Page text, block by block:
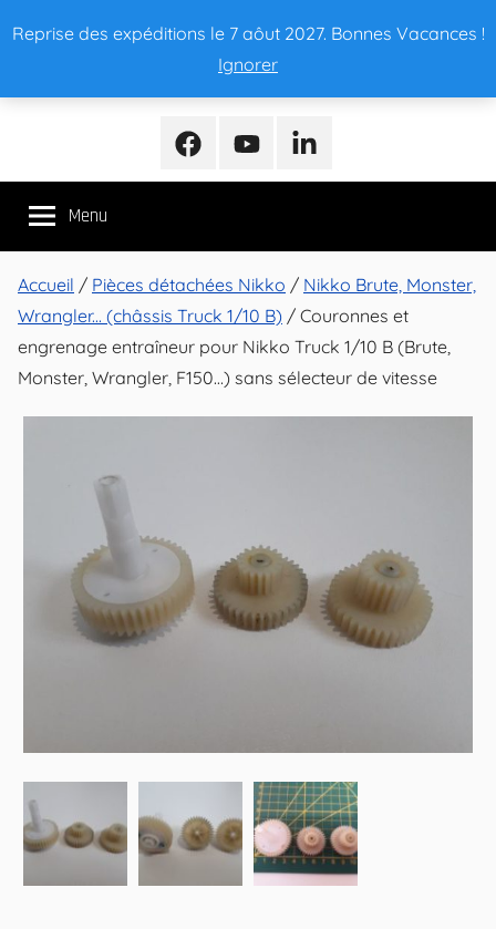
Reprise des expéditions le 7 aôut 2027. Bonnes Vacances !
Ignorer
au
NikkoMania
Véhicules
Nikko
Evo
Pro-
Line
FacebookYoutubeLinkedIn
Menu
Accueil / Pièces détachées Nikko / Nikko Brute, Monster,
Wrangler... (châssis Truck 1/10 B) / Couronnes et
engrenage entraîneur pour Nikko Truck 1/10 B (Brute,
Monster, Wrangler, F150…) sans sélecteur de vitesse